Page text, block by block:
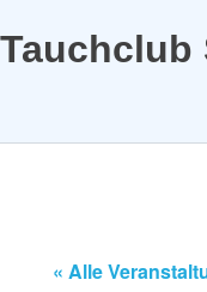
Tauchclub
« Alle